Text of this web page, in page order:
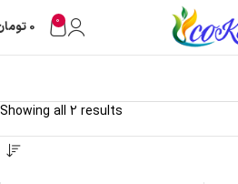
0
0
Showing all 2 results